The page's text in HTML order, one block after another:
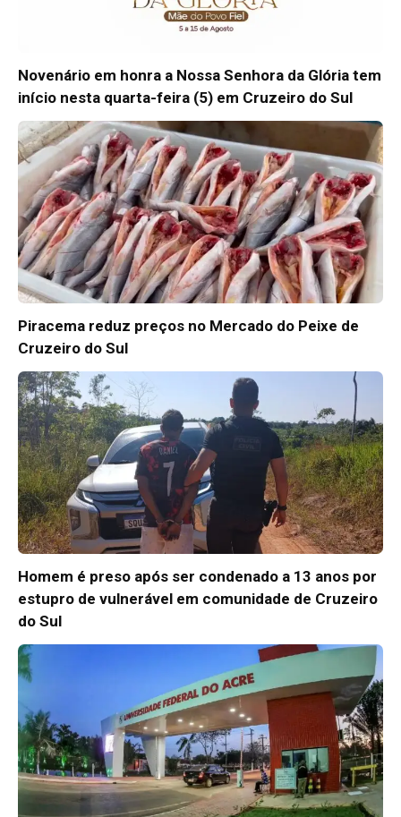
Novenário em honra a Nossa Senhora da Glória tem
início nesta quarta-feira (5) em Cruzeiro do Sul
Piracema reduz preços no Mercado do Peixe de
Cruzeiro do Sul
Homem é preso após ser condenado a 13 anos por
estupro de vulnerável em comunidade de Cruzeiro
do Sul